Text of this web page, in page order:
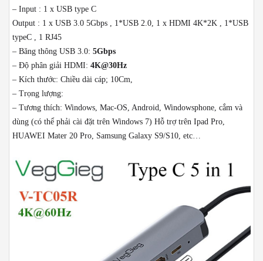
– Input : 1 x USB type C
Output : 1 x USB 3.0 5Gbps , 1*USB 2.0, 1 x HDMI 4K*2K , 1*USB
typeC , 1 RJ45
– Băng thông USB 3.0: 5Gbps
– Độ phân giải HDMI: 4K@30Hz
– Kích thước: Chiều dài cáp; 10Cm,
– Trọng lượng:
– Tương thích: Windows, Mac-OS, Android, Windowsphone, cắm và
dùng (có thể phải cài đặt trên Windows 7) Hỗ trợ trên Ipad Pro,
HUAWEI Mater 20 Pro, Samsung Galaxy S9/S10, etc…